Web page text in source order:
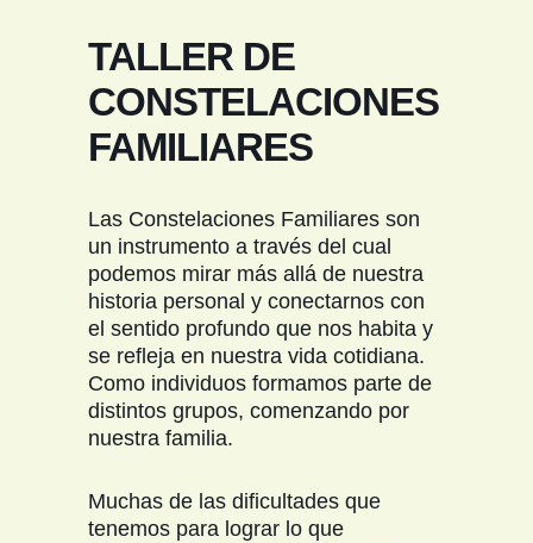
TALLER DE
CONSTELACIONES
FAMILIARES
Las Constelaciones Familiares son
un instrumento a través del cual
podemos mirar más allá de nuestra
historia personal y conectarnos con
el sentido profundo que nos habita y
se refleja en nuestra vida cotidiana.
Como individuos formamos parte de
distintos grupos, comenzando por
nuestra familia.
Muchas de las dificultades que
tenemos para lograr lo que